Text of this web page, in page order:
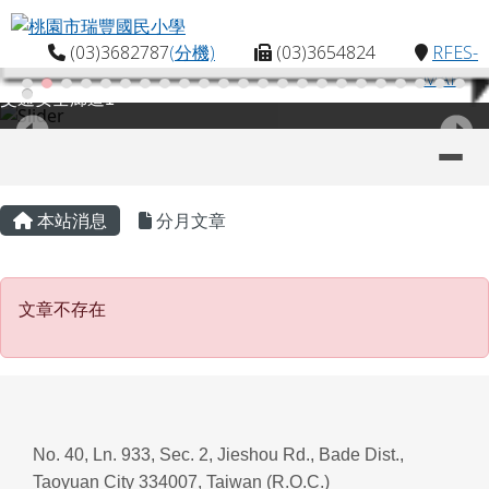
跳至主內容區
桃園市瑞豐國民小學
(03)3682787(分機) (03)3654824
RFES-
MAP
交通安全廊道1
主內容區域
本站消息 分月文章
文章不存在
文章不存在
頁尾區域
No. 40, Ln. 933, Sec. 2, Jieshou Rd., Bade Dist.,
Taoyuan City 334007, Taiwan (R.O.C.)